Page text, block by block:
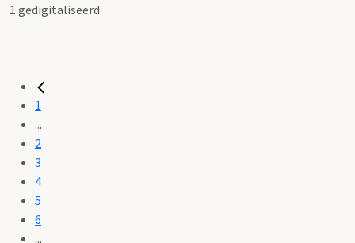
1 gedigitaliseerd
1
...
2
3
4
5
6
...